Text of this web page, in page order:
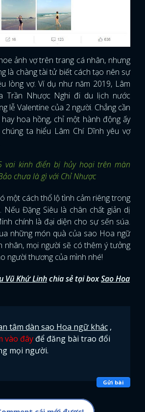
ảnh vợ trên trang cá nhân, nhưng
là chàng tài tử biết cách tạo nên sự
lòng vợ. Ví dụ như năm 2019, Lâm
Trần Nhược Nghi đi du lịch nước
lễ Valentine của 2 người. Chẳng cần
hoa hồng, chỉ một hành động ấy
ta hiểu Lâm Chí Dĩnh yêu vợ
vai kinh điển bị hủy hoại trên màn
chưa là gì với Chỉ Nhược
một cách thổ lộ tình cảm riêng trong
Nếu Đặng Siêu là chân chất giản dị
chính là đại diện cho sự sến súa.
những món quà của sao Hoa ngữ
nhân, mọi người sẽ có thêm ý tưởng
người thương của mình nhé!
Vũ Khứ Linhchia sẻ tại boxSao Hoa
tâm dàn sao Hoa ngữ khác ,
vào đây để đăng bài trao đổi
mọi người.
Gửi bài